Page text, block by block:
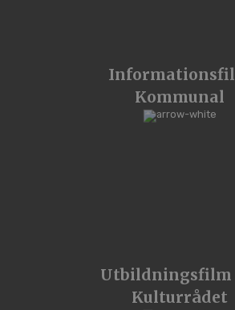
Kommunal
Utbildningsfilm
Kulturrådet